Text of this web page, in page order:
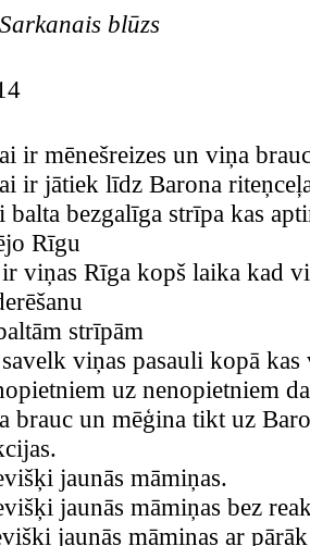
Sarkanais blūzs
ir mēnešreizes un viņa
ir jātiek līdz Barona
balta bezgalīga strīpa kas
Rīgu
viņas Rīga kopš laika kad
strīpām
viņas pasauli kopā
uz nenopietniem
brauc un mēģina tikt uz
jaunās māmiņas.
jaunās māmiņas bez
jaunās māmiņas ar